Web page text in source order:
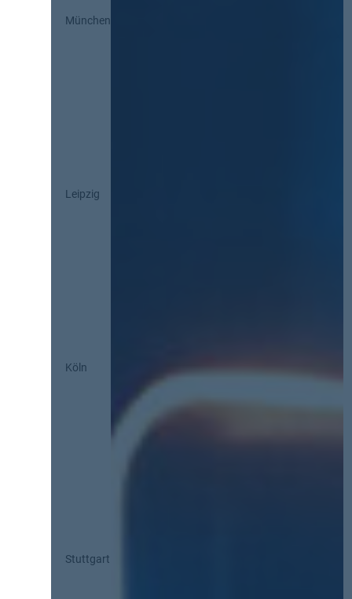
München
Leipzig
Köln
Stuttgart